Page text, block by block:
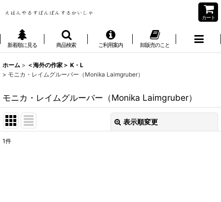
カート
新着順に見る 商品検索 ご利用案内 卸販売のこと
ホーム > ＜海外の作家＞ K・L
> モニカ・レイムグルーバー（Monika Laimgruber）
モニカ・レイムグルーバー（Monika Laimgruber）
表示順変更
1件